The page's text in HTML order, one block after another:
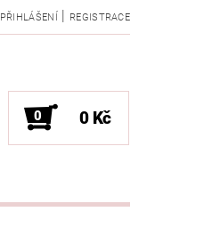
PŘIHLÁŠENÍ | REGISTRACE
0 0 Kč